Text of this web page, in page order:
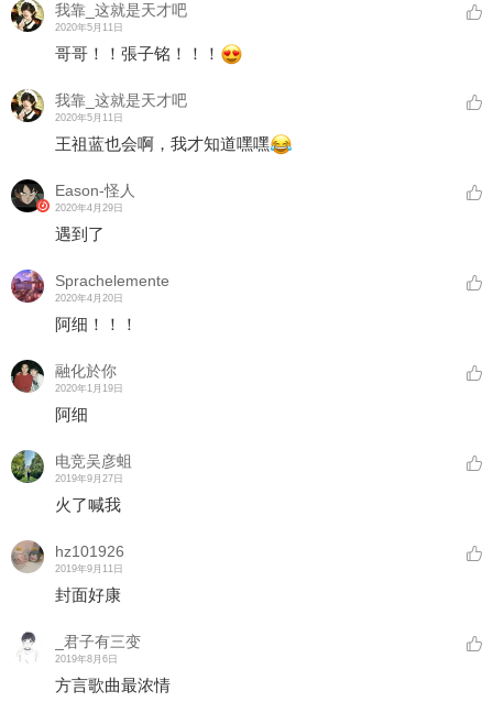
我靠_这就是天才吧
2020年5月11日
哥哥！！張子铭！！！
我靠_这就是天才吧
2020年5月11日
王祖蓝也会啊，我才知道嘿嘿
Eason-怪人
2020年4月29日
遇到了
Sprachelemente
2020年4月20日
阿细！！！
融化於你
2020年1月19日
阿细
电竞吴彦蛆
2019年9月27日
火了喊我
hz101926
2019年9月11日
封面好康
_君子有三变
2019年8月6日
方言歌曲最浓情